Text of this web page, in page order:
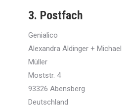
3. Postfach
Genialico
Alexandra Aldinger + Michael
Müller
Moststr. 4
93326 Abensberg
Deutschland